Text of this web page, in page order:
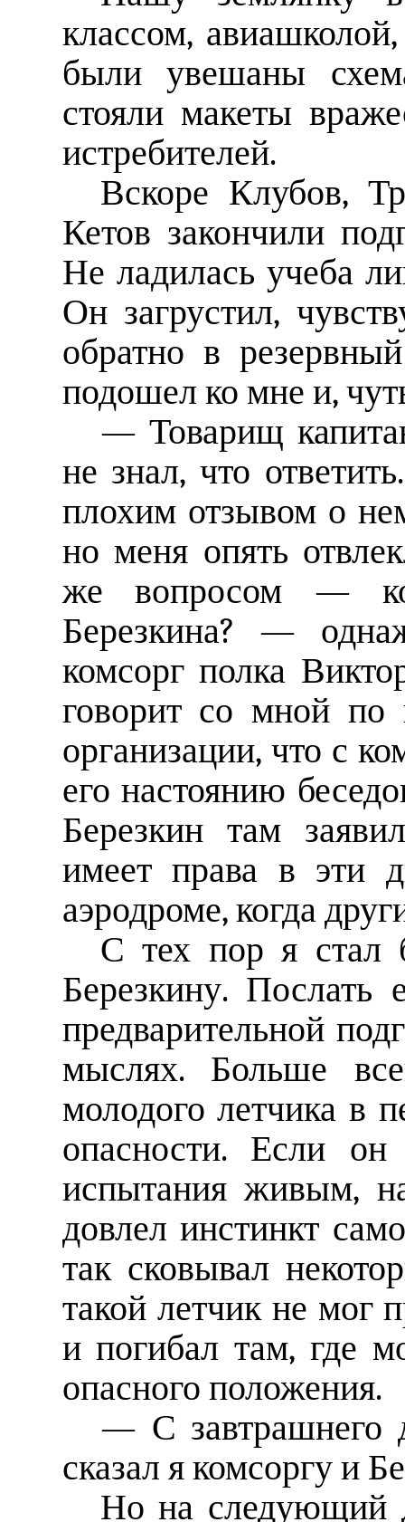
классом,
были увешаны
стояли макеты
истребителей.
Вскоре Клубов,
Кетов закончили
Не ладилась учеба
Он загрустил,
обратно в
подошел ко мне и,
— Товарищ
не знал, что
плохим отзывом о
но меня опять
же вопросом —
Березкина? —
комсорг полка
говорит со мной по
организации, что с
его настоянию
Березкин там
имеет права в эти
аэродроме, когда
С тех пор я стал
Березкину. Послать
предварительной
мыслях. Больше
молодого летчика в
опасности. Если
испытания живым,
довлел инстинкт
так сковывал
такой летчик не мог
и погибал там, где
опасного положения.
— С завтрашнего
сказал я комсоргу и
Но на следующий